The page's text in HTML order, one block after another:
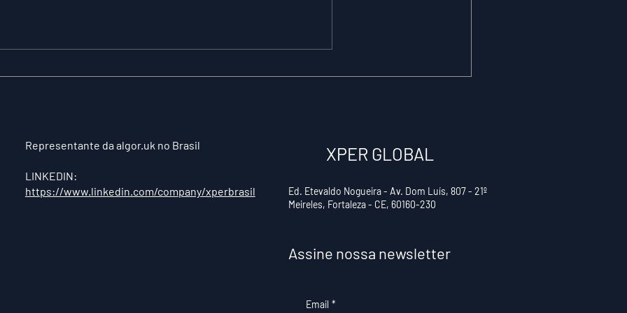
DESTINADO A SIMULAR
Representante da algor.uk no Brasil
LINKEDIN:
https://www.linkedin.com/company/xperbrasil
XPER GLOBAL
Ed. Etevaldo Nogueira - Av. Dom Luís, 807 - 21º
Meireles, Fortaleza - CE, 60160-230
Assine nossa newsletter
Email *